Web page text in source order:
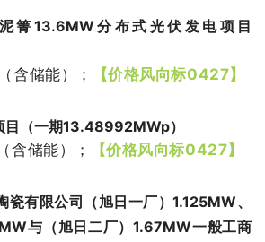
箐13.6MW分布式光伏发电项目
（含储能） ； 【价格风向标0427】
目（一期13.48992MWp）
（含储能） ； 【价格风向标0427】
瓷有限公司（旭日一厂）1.125MW、
与（旭日二厂）1.67MW一般工商